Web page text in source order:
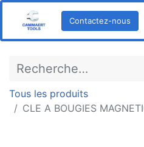
Contactez-nous
Tous les produits
CLE A BOUGIES